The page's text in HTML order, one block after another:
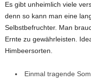
Es gibt unheimlich viele
denn so kann man eine
Selbstbefruchter. Man
Ernte zu gewährleisten.
Himbeersorten.
Einmal tragende